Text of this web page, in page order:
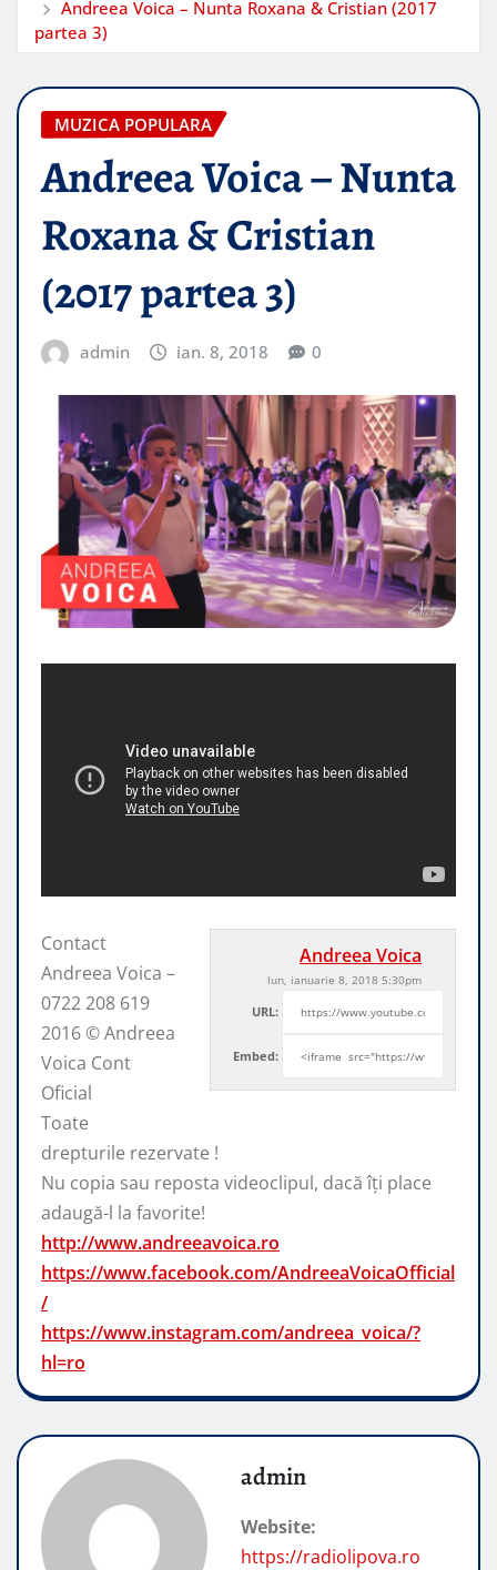
Andreea Voica – Nunta Roxana & Cristian (2017
partea 3)
MUZICA POPULARA
Andreea Voica – Nunta
Roxana & Cristian
(2017 partea 3)
admin ian. 8, 2018 0
Andreea Voica
lun, ianuarie 8, 2018 5:30pm
URL:
Embed:
Contact
Andreea Voica –
0722 208 619
2016 © Andreea
Voica Cont
Oficial
Toate
drepturile rezervate !
Nu copia sau reposta videoclipul, dacăîți place
adaugă-l la favorite!
http://www.andreeavoica.ro
https://www.facebook.com/AndreeaVoicaOfficial
/
https://www.instagram.com/andreea_voica/?
hl=ro
admin
Website:
https://radiolipova.ro